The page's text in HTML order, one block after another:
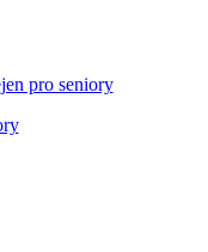
pro seniory